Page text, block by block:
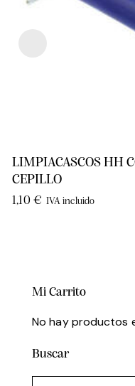
LIMPIACASCOS HH
CEPILLO
1,10 € IVA incluido
Mi Carrito
No hay productos
Buscar